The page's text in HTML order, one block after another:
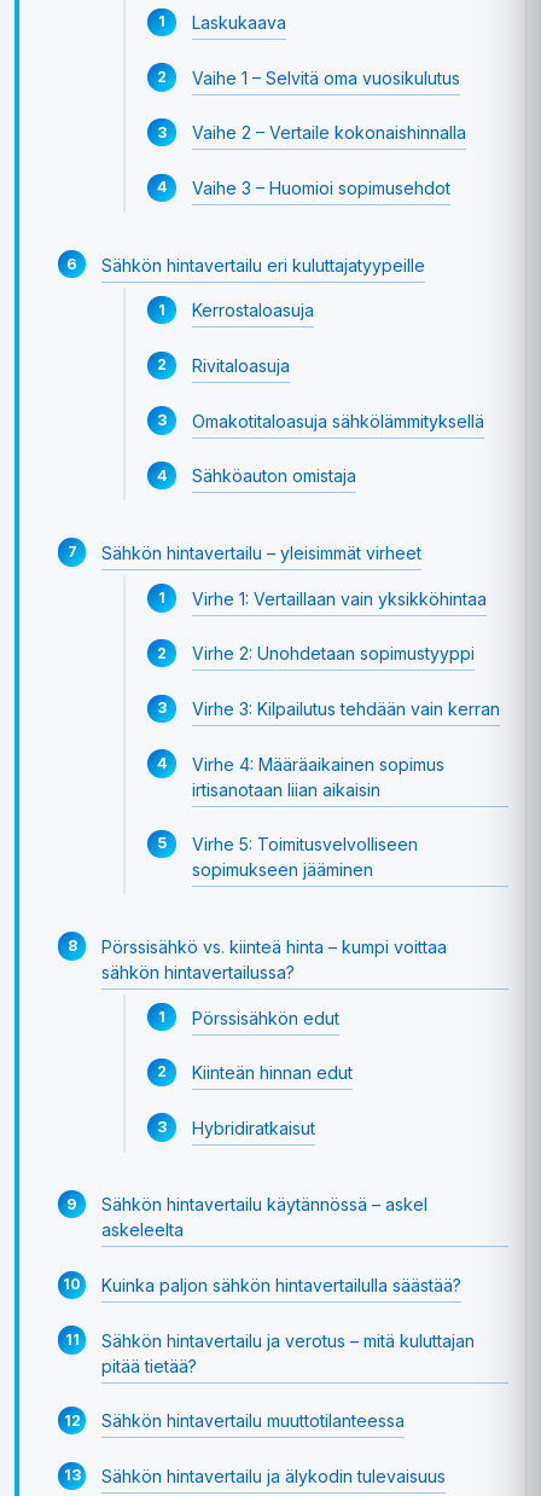
Laskukaava
Vaihe 1 – Selvitä oma vuosikulutus
Vaihe 2 – Vertaile kokonaishinnalla
Vaihe 3 – Huomioi sopimusehdot
Sähkön hintavertailu eri kuluttajatyypeille
Kerrostaloasuja
Rivitaloasuja
Omakotitaloasuja sähkölämmityksellä
Sähköauton omistaja
Sähkön hintavertailu – yleisimmät virheet
Virhe 1: Vertaillaan vain yksikköhintaa
Virhe 2: Unohdetaan sopimustyyppi
Virhe 3: Kilpailutus tehdään vain kerran
Virhe 4: Määräaikainen sopimus
irtisanotaan liian aikaisin
Virhe 5: Toimitusvelvolliseen
sopimukseen jääminen
Pörssisähkö vs. kiinteä hinta – kumpi voittaa
sähkön hintavertailussa?
Pörssisähkön edut
Kiinteän hinnan edut
Hybridiratkaisut
Sähkön hintavertailu käytännössä – askel
askeleelta
Kuinka paljon sähkön hintavertailulla säästää?
Sähkön hintavertailu ja verotus – mitä kuluttajan
pitää tietää?
Sähkön hintavertailu muuttotilanteessa
Sähkön hintavertailu ja älykodin tulevaisuus